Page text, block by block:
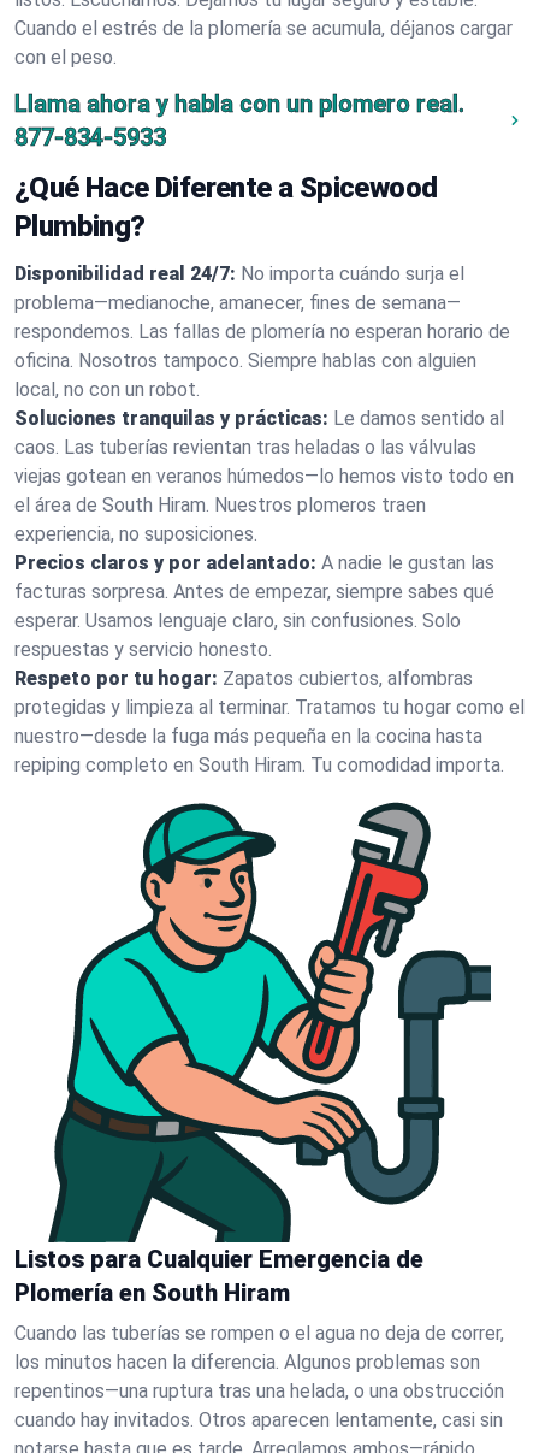
Cuando el estrés de la plomería se acumula, déjanos cargar
con el peso.
Llama ahora y habla con un plomero real.
877-834-5933
¿Qué Hace Diferente a Spicewood
Plumbing?
Disponibilidad real 24/7: No importa cuándo surja el
problema—medianoche, amanecer, fines de semana—
respondemos. Las fallas de plomería no esperan horario de
oficina. Nosotros tampoco. Siempre hablas con alguien
local, no con un robot.
Soluciones tranquilas y prácticas: Le damos sentido al
caos. Las tuberías revientan tras heladas o las válvulas
viejas gotean en veranos húmedos—lo hemos visto todo en
el área de South Hiram. Nuestros plomeros traen
experiencia, no suposiciones.
Precios claros y por adelantado: A nadie le gustan las
facturas sorpresa. Antes de empezar, siempre sabes qué
esperar. Usamos lenguaje claro, sin confusiones. Solo
respuestas y servicio honesto.
Respeto por tu hogar: Zapatos cubiertos, alfombras
protegidas y limpieza al terminar. Tratamos tu hogar como el
nuestro—desde la fuga más pequeña en la cocina hasta
repiping completo en South Hiram. Tu comodidad importa.
Listos para Cualquier Emergencia de
Plomería en South Hiram
Cuando las tuberías se rompen o el agua no deja de correr,
los minutos hacen la diferencia. Algunos problemas son
repentinos—una ruptura tras una helada, o una obstrucción
cuando hay invitados. Otros aparecen lentamente, casi sin